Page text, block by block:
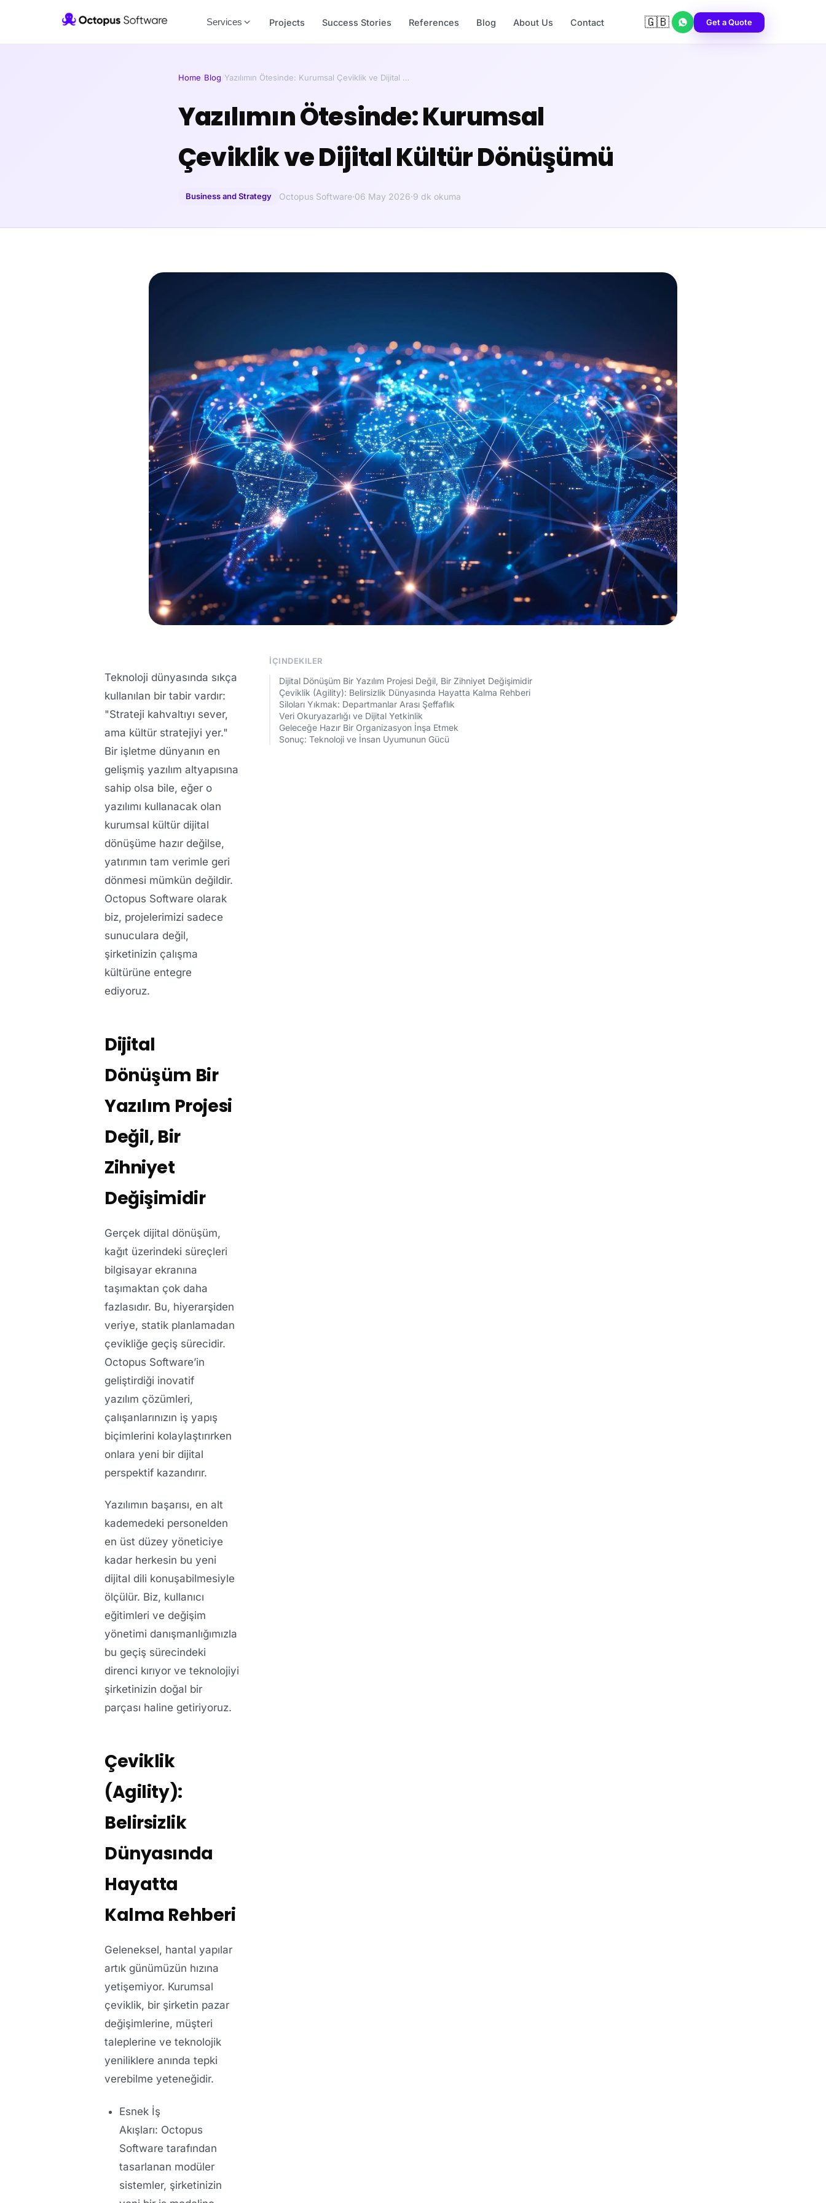
Services Projects Success Stories References Blog About Us Contact 🇬🇧 Get a Quote
Home/Blog/Yazılımın Ötesinde: Kurumsal Çeviklik ve Dijital …
Yazılımın Ötesinde: Kurumsal
Çeviklik ve Dijital Kültür Dönüşümü
Business and Strategy Octopus Software·06 May 2026·9 dk okuma
İÇINDEKILER
Dijital Dönüşüm Bir Yazılım Projesi Değil, Bir Zihniyet Değişimidir
Çeviklik (Agility): Belirsizlik Dünyasında Hayatta Kalma Rehberi
Siloları Yıkmak: Departmanlar Arası Şeffaflık
Veri Okuryazarlığı ve Dijital Yetkinlik
Geleceğe Hazır Bir Organizasyon İnşa Etmek
Sonuç: Teknoloji ve İnsan Uyumunun Gücü
Teknoloji dünyasında sıkça
kullanılan bir tabir vardır:
"Strateji kahvaltıyı sever,
ama kültür stratejiyi yer."
Bir işletme dünyanın en
gelişmiş yazılım altyapısına
sahip olsa bile, eğer o
yazılımı kullanacak olan
kurumsal kültür dijital
dönüşüme hazır değilse,
yatırımın tam verimle geri
dönmesi mümkün değildir.
Octopus Software olarak
biz, projelerimizi sadece
sunuculara değil,
şirketinizin çalışma
kültürüne entegre
ediyoruz.
Dijital
Dönüşüm Bir
Yazılım Projesi
Değil, Bir
Zihniyet
Değişimidir
Gerçek dijital dönüşüm,
kağıt üzerindeki süreçleri
bilgisayar ekranına
taşımaktan çok daha
fazlasıdır. Bu, hiyerarşiden
veriye, statik planlamadan
çevikliğe geçiş sürecidir.
Octopus Software’in
geliştirdiği inovatif
yazılım çözümleri,
çalışanlarınızın iş yapış
biçimlerini kolaylaştırırken
onlara yeni bir dijital
perspektif kazandırır.
Yazılımın başarısı, en alt
kademedeki personelden
en üst düzey yöneticiye
kadar herkesin bu yeni
dijital dili konuşabilmesiyle
ölçülür. Biz, kullanıcı
eğitimleri ve değişim
yönetimi danışmanlığımızla
bu geçiş sürecindeki
direnci kırıyor ve teknolojiyi
şirketinizin doğal bir
parçası haline getiriyoruz.
Çeviklik
(Agility):
Belirsizlik
Dünyasında
Hayatta
Kalma Rehberi
Geleneksel, hantal yapılar
artık günümüzün hızına
yetişemiyor. Kurumsal
çeviklik, bir şirketin pazar
değişimlerine, müşteri
taleplerine ve teknolojik
yeniliklere anında tepki
verebilme yeteneğidir.
Esnek İş
Akışları: Octopus
Software tarafından
tasarlanan modüler
sistemler, şirketinizin